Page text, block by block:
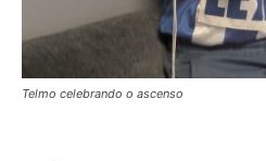
Telmo celebrando o ascenso